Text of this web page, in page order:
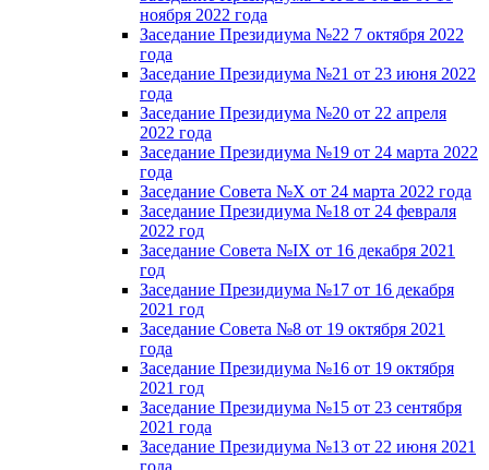
ноября 2022 года
Заседание Президиума №22 7 октября 2022
года
Заседание Президиума №21 от 23 июня 2022
года
Заседание Президиума №20 от 22 апреля
2022 года
Заседание Президиума №19 от 24 марта 2022
года
Заседание Совета №X от 24 марта 2022 года
Заседание Президиума №18 от 24 февраля
2022 год
Заседание Совета №IX от 16 декабря 2021
год
Заседание Президиума №17 от 16 декабря
2021 год
Заседание Совета №8 от 19 октября 2021
года
Заседание Президиума №16 от 19 октября
2021 год
Заседание Президиума №15 от 23 сентября
2021 года
Заседание Президиума №13 от 22 июня 2021
года